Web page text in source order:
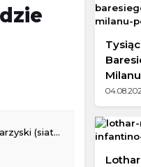
(siatkówka)